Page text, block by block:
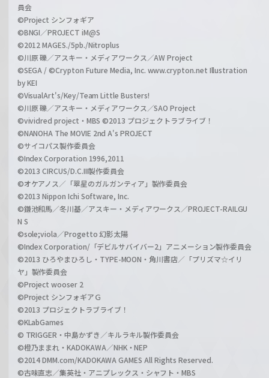
員会
©Project シンフォギア
©BNGI／PROJECT iM@S
©2012 MAGES./5pb./Nitroplus
©川原 礫／アスキー・メディアワークス／AW Project
©SEGA / ©Crypton Future Media, Inc. www.crypton.net Illustration
by KEI
©VisualArt's/Key/Team Little Busters!
©川原 礫／アスキー・メディアワークス／SAO Project
©vividred project・MBS ©2013 プロジェクトラブライブ！
©NANOHA The MOVIE 2nd A's PROJECT
©サイコパス製作委員会
©Index Corporation 1996,2011
©2013 CIRCUS/D.C.III製作委員会
©オケアノス／「翠星のガルガンティア」製作委員会
©2013 Nippon Ichi Software, Inc.
©鎌池和馬／冬川基／アスキー・メディアワークス／PROJECT-RAILGU
N S
©sole;viola／Progetto 幻影太陽
©Index Corporation/「デビルサバイバー2」アニメーション製作委員会
©2013 ひろやまひろし・TYPE-MOON・角川書店／「プリズマ☆イリ
ヤ」製作委員会
©Project wooser 2
©Project シンフォギアＧ
©2013 プロジェクトラブライブ！
©KLabGames
© TRIGGER・中島かずき／キルラキル製作委員会
©橙乃ままれ・KADOKAWA／NHK・NEP
©2014 DMM.com/KADOKAWA GAMES All Rights Reserved.
©古味直志／集英社・アニプレックス・シャフト・MBS